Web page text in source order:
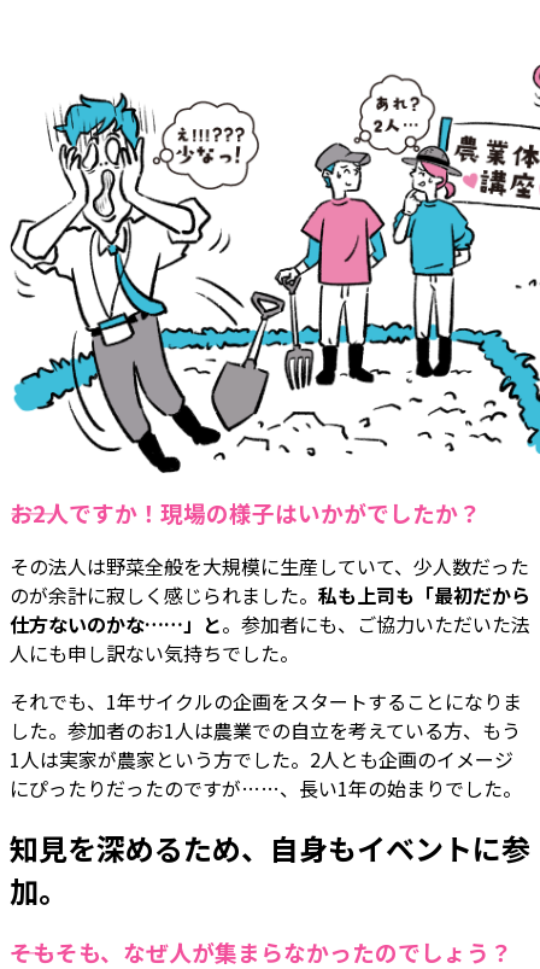
――お2人ですか！現場の様子はいかがでしたか？
その法人は野菜全般を大規模に生産していて、少人数だった
のが余計に寂しく感じられました。 私も上司も「最初だから
仕方ないのかな……」と。参加者にも、ご協力いただいた法
人にも申し訳ない気持ちでした。
それでも、1年サイクルの企画をスタートすることになりま
した。参加者のお1人は農業での自立を考えている方、もう
1人は実家が農家という方でした。2人とも企画のイメージ
にぴったりだったのですが……、長い1年の始まりでした。
知見を深めるため、自身もイベントに参
加。
――そもそも、なぜ人が集まらなかったのでしょう？